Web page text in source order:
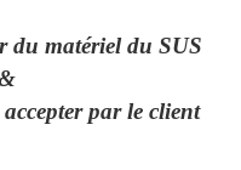
matériel du SUS
par le client